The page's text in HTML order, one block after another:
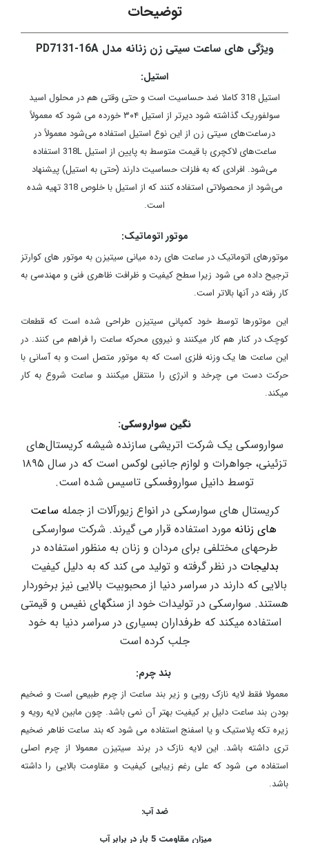
توضیحات
ویژگی های ساعت سیتی زن زنانه مدل PD7131-16A
استیل:
استیل 318 کاملا ضد حساسیت است و حتی وقتی هم در محلول اسید
سولفوریک گذاشته شود دیرتر از استیل ۳۰۴ خورده می شود که معمولاً
درساعت‌های سیتی زن از این نوع استیل استفاده می‌شود معمولاً در
ساعت‌های لاکچری با قیمت متوسط به پایین از استیل 318L استفاده
می‌شود. افرادی که به فلزات حساسیت دارند (حتی به استیل) پیشنهاد
می‌شود از محصولاتی استفاده کنند که از استیل با خلوص 318 تهیه شده
است.
موتور اتوماتیک:
موتورهای اتوماتیک در ساعت های رده میانی سیتیزن به موتور های کوارتز
ترجیح داده می شود زیرا سطح کیفیت و ظرافت ظاهری فنی و مهندسی به
کار رفته در آنها بالاتر است.
این موتورها توسط خود کمپانی سیتیزن طراحی شده است که قطعات
کوچک در کنار هم کار میکنند و نیروی محرکه ساعت را فراهم می کنند. در
این ساعت ها یک وزنه فلزی است که به موتور متصل است و به آسانی با
حرکت دست می چرخد و انرژی را منتقل میکنند و ساعت شروع به کار
میکند.
نگین سواروسکی:
سواروسکی یک شرکت اتریشی سازنده شیشه کریستال‌های
تزئینی، جواهرات و لوازم جانبی لوکس است که در سال ۱۸۹۵
توسط دانیل سواروفسکی تاسیس شده است.
کریستال های سوارسکی در انواع زیورآلات از جمله ساعت
های زنانه مورد استفاده قرار می گیرند. شرکت سوارسکی
طرحهای مختلفی برای مردان و زنان به منظور استفاده در
بدلیجات در نظر گرفته و تولید می کند که به دلیل کیفیت
بالایی که دارند در سراسر دنیا از محبوبیت بالایی نیز برخوردار
هستند. سوارسکی در تولیدات خود از سنگهای نفیس و قیمتی
استفاده میکند که طرفداران بسیاری در سراسر دنیا به خود
جلب کرده است
بند چرم:
معمولا فقط لایه نازک رویی و زیر بند ساعت از چرم طبیعی است و ضخیم
بودن بند ساعت دلیل بر کیفیت بهتر آن نمی باشد. چون مابین لایه رویه و
زیره تکه پلاستیک و یا اسفنج استفاده می شود که بند ساعت ظاهر ضخیم
تری داشته باشد. این لایه نازک در برند سیتیزن معمولا از چرم اصلی
استفاده می شود که علی رغم زیبایی کیفیت و مقاومت بالایی را داشته
باشد.
ضد آب:
میزان مقاومت 5 بار در برابر آب